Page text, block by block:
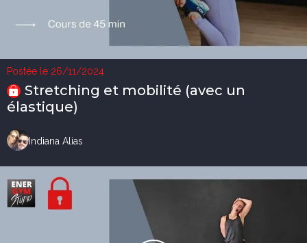
Postée le 26/11/2024
Stretching et mobilité (avec un
élastique)
Indiana Alias